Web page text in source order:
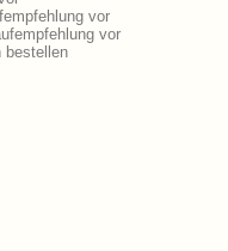
vor
vor
bestellen